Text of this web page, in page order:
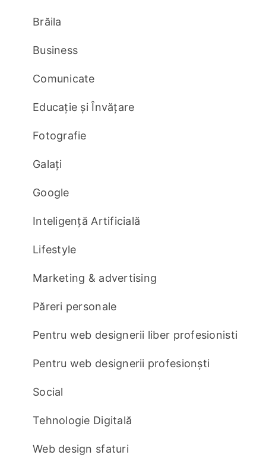
Brăila
Business
Comunicate
Educație și Învățare
Fotografie
Galați
Google
Inteligență Artificială
Lifestyle
Marketing & advertising
Păreri personale
Pentru web designerii liber profesionisti
Pentru web designerii profesionști
Social
Tehnologie Digitală
Web design sfaturi